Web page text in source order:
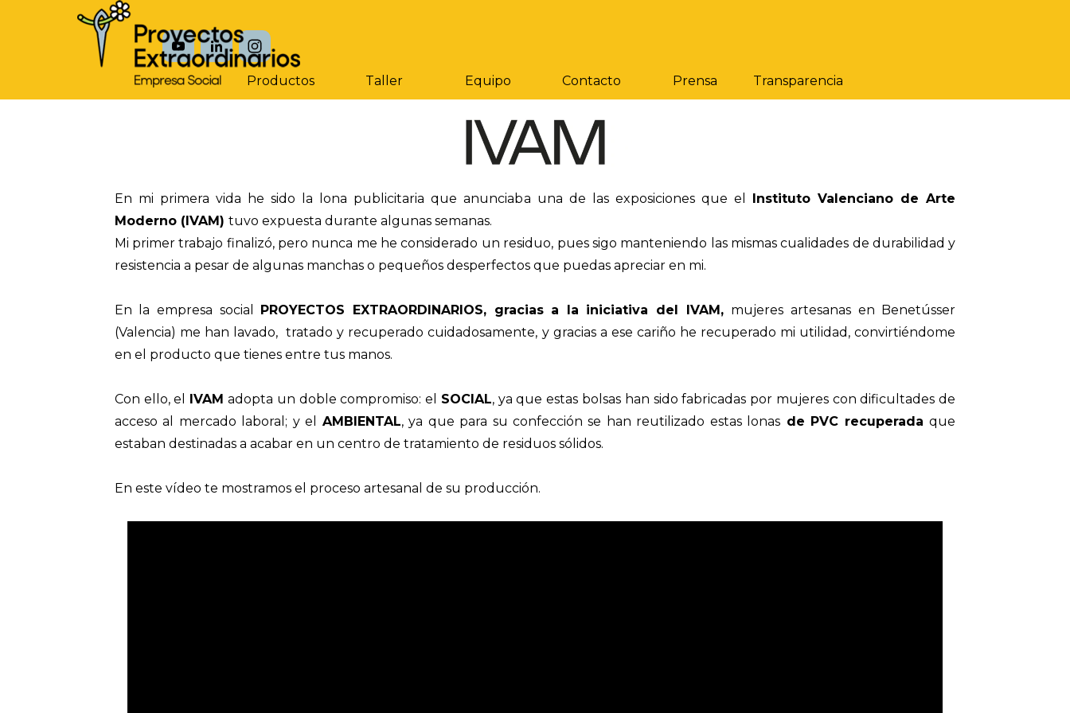
Saltar menú
Productos Taller Equipo Contacto Prensa Transparencia
En mi primera vida he sido la lona publicitaria que anunciaba una de las exposiciones que el
Instituto Valenciano de Arte
Moderno (IVAM) tuvo expuesta durante algunas semanas.
Mi primer trabajo finalizó, pero nunca me he considerado un residuo, pues sigo manteniendo las mismas cualidades de durabilidad y
resistencia a pesar de algunas manchas o pequeños desperfectos que puedas apreciar en mi.
En la empresa social PROYECTOS EXTRAORDINARIOS, gracias a la iniciativa del IVAM, mujeres artesanas en Benetússer
(Valencia) me han lavado, tratado y recuperado cuidadosamente, y gracias a ese cariño he recuperado mi utilidad, convirtiéndome
en el producto que tienes entre tus manos.
Con ello, el IVAM adopta un doble compromiso: el SOCIAL, ya que estas bolsas han sido fabricadas por mujeres con dificultades de
acceso al mercado laboral; y el
AMBIENTAL, ya que para su confección se han reutilizado estas lonas de PVC recuperada que
estaban destinadas a acabar en un centro de tratamiento de residuos sólidos.
En este vídeo te mostramos el proceso artesanal de su producción.